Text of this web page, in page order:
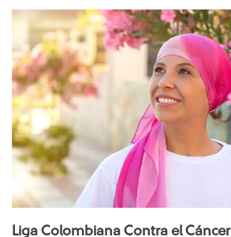
Liga Colombiana Con​tra el Cáncer